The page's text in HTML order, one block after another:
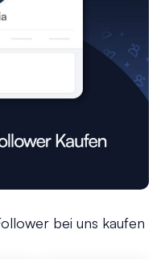
bei uns kaufen